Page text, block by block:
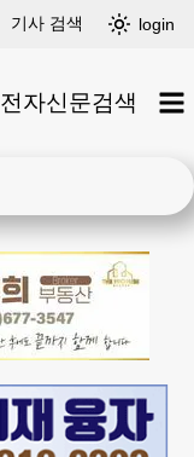
기사 검색 login
전자신문검색